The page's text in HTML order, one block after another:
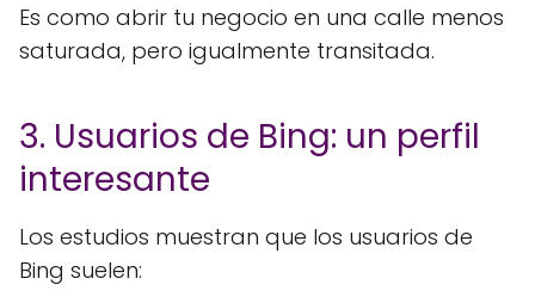
Es como abrir tu negocio en una calle menos
saturada, pero igualmente transitada.
3. Usuarios de Bing: un perfil
interesante
Los estudios muestran que los usuarios de
Bing suelen: